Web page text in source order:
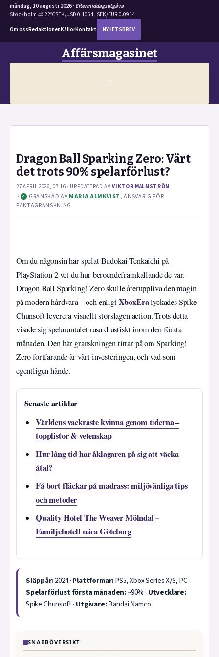
måndag, 10 augusti 2026 · Eftermiddagsutgåva
Stockholm ⛅ 22°CSEK/USD 0.1054 · SEK/EUR 0.0914
Om ossRedaktionenKällorKontakt NYHETSBREV
Affärsmagasinet
MENY
Dragon Ball Sparking Zero: Värt
det trots 90% spelarförlust?
27 APRIL 2026, 07:16 · UPPDATERADAVVIKTOR MALMSTRÖM
· ✓ GRANSKAD AV MARIA ALMKVIST, ANSVARIG FÖR
FAKTAGRANSKNING
Om du någonsin har spelat Budokai Tenkaichi på
PlayStation 2 vet du hur beroendeframkallande de var.
Dragon Ball Sparking! Zero skulle återuppliva den magin
på modern hårdvara – och enligtXboxEralyckades Spike
Chunsoft leverera visuellt storslagen action. Trots detta
visade sig spelarantalet rasa drastiskt inom den första
månaden. Den här granskningen tittar på om Sparking!
Zero fortfarande är värt investeringen, och vad som
egentligen hände.
Senaste artiklar
Världens vackraste kvinna genom tiderna –
topplistor & vetenskap
Hur lång tid har åklagaren på sig att väcka
åtal?
Få bort fläckar på madrass: miljövänliga tips
och metoder
Quality Hotel The Weaver Mölndal –
Familjehotell nära Göteborg
Släppår:2024 ·Plattformar:PS5, Xbox Series X/S, PC ·
Spelarförlust första månaden:~90% · Utvecklare:
Spike Chunsoft · Utgivare:Bandai Namco
SNABBÖVERSIKT